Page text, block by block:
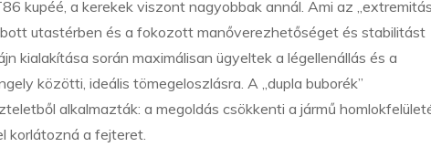
kupéé, a kerekek viszont nagyobbak annál. Ami az
utastérben és a fokozott manőverezhetőséget és stabilitást
kialakítása során maximálisan ügyeltek a légellenállás és a
közötti, ideális tömegeloszlásra. A „dupla buborék”
alkalmazták: a megoldás csökkenti a jármű
korlátozná a fejteret.